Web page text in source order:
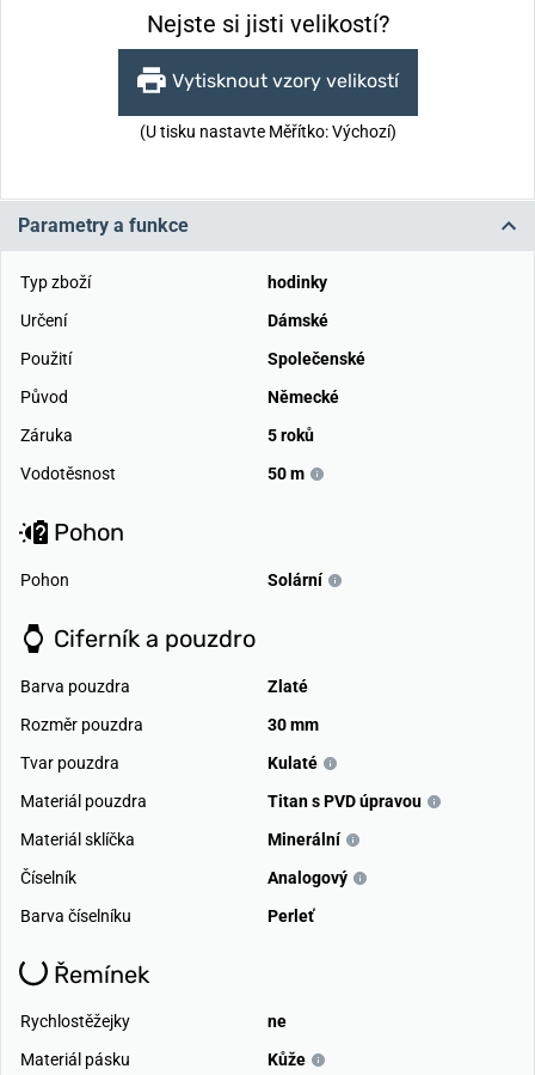
Nejste si jisti velikostí?
Vytisknout vzory velikostí
(U tisku nastavte Měřítko: Výchozí)
Parametry a funkce
Typ zboží
hodinky
Určení
Dámské
Použití
Společenské
Původ
Německé
Záruka
5 roků
Vodotěsnost
50 m
Pohon
Pohon Solární
Ciferník a pouzdro
Barva pouzdra
Zlaté
Rozměr pouzdra
30 mm
Tvar pouzdra
Kulaté
Materiál pouzdra
Titan s PVD úpravou
Materiál sklíčka
Minerální
Číselník
Analogový
Barva číselníku
Perleť
Řemínek
Rychlostěžejky
ne
Materiál pásku
Kůže